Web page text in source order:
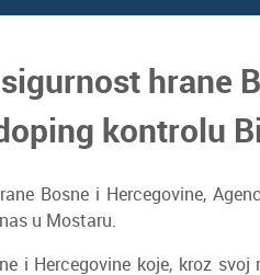
hrane
kontrolu
Bosne i Hercegovine,
u Mostaru.
i Hercegovine koje, kroz